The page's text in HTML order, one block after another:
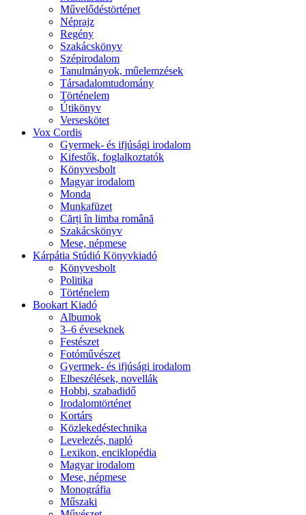
Művelődéstörténet
Néprajz
Regény
Szakácskönyv
Szépirodalom
Tanulmányok, műelemzések
Társadalomtudomány
Történelem
Útikönyv
Verseskötet
Vox Cordis
Gyermek- és ifjúsági irodalom
Kifestők, foglalkoztatók
Könyvesbolt
Magyar irodalom
Monda
Munkafüzet
Cărți în limba română
Szakácskönyv
Mese, népmese
Kárpátia Stúdió Könyvkiadó
Könyvesbolt
Politika
Történelem
Bookart Kiadó
Albumok
3–6 éveseknek
Festészet
Fotóművészet
Gyermek- és ifjúsági irodalom
Elbeszélések, novellák
Hobbi, szabadidő
Irodalomtörténet
Kortárs
Közlekedéstechnika
Levelezés, napló
Lexikon, enciklopédia
Magyar irodalom
Mese, népmese
Monográfia
Műszaki